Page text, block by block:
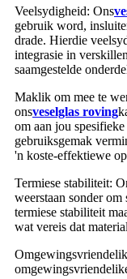
Veelsydigheid: Ons
gebruik word,
drade. Hierdie
integrasie in
saamgestelde
Maklik om mee te
onsveselglas roving
om aan jou
gebruiksgemak
'n koste-effektiewe
Termiese stabiliteit:
weerstaan ​​sonder
termiese stabiliteit
wat vereis dat